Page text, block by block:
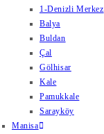
1-Denizli Merkez
Balya
Buldan
Çal
Gölhisar
Kale
Pamukkale
Sarayköy
Manisa